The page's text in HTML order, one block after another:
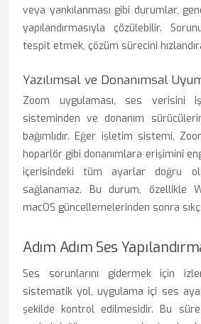
veya yankılanması gibi durumlar,
yapılandırmasıyla çözülebilir.
tespit etmek, çözüm sürecini
Yazılımsal ve Donanımsal
Zoom uygulaması, ses verisini
sisteminden ve donanım
bağımlıdır. Eğer işletim sistemi,
hoparlör gibi donanımlara erişimini
içerisindeki tüm ayarlar doğru
sağlanamaz. Bu durum, özellikle
macOS güncellemelerinden sonra
Adım Adım Ses
Ses sorunlarını gidermek için
sistematik yol, uygulama içi ses
şekilde kontrol edilmesidir. Bu